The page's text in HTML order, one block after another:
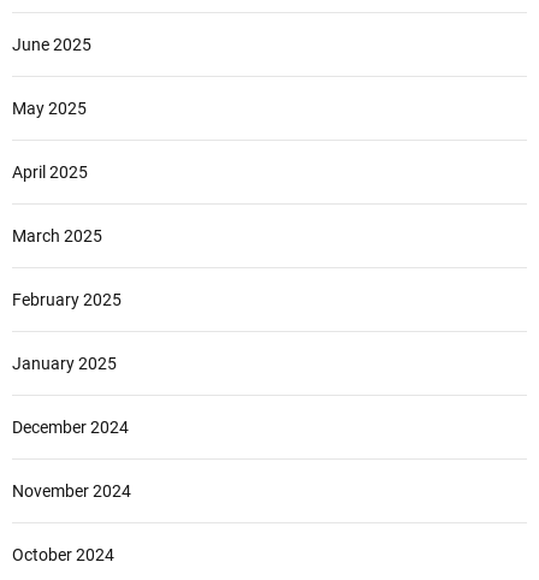
June 2025
May 2025
April 2025
March 2025
February 2025
January 2025
December 2024
November 2024
October 2024